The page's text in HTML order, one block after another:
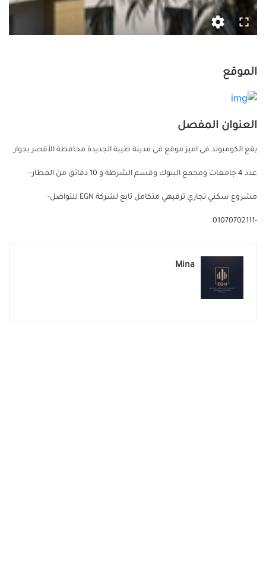
الموقع
العنوان المفصل
يقع الكومبوند في اميز موقع في مدينة طيبة الجديدة محافظة الأقصر بجوار
عدد 4 جامعات ومجمع البنوك وقسم الشرطة و 10 دقائق من المطار--
مشروع سكني تجاري ترفيهي متكامل تابع لشركة EGN للتواصل-
-01070702111
Mina